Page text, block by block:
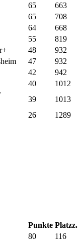
65
663
65
708
64
668
55
819
48
932
47
932
42
942
40
1012
39
1013
26 1289
Punkte Platzz.
80
116